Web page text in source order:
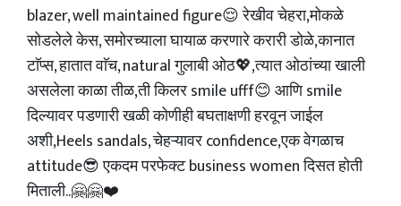
blazer, well maintained figure😌 रेखीव चेहरा,मोकळे
सोडलेले केस, समोरच्याला घायाळ करणारे करारी डोळे,कानात
टाॅप्स, हातात वाॅच, natural गुलाबी ओठ💖,त्यात ओठांच्या खाली
असलेला काळा तीळ,ती किलर smile ufff😊 आणि smile
दिल्यावर पडणारी खळी कोणीही बघताक्षणी हरवून जाईल
अशी,Heels sandals, चेहऱ्यावर confidence,एक वेगळाच
attitude😎 एकदम परफेक्ट business women दिसत होती
मिताली..🤗🤗❤️